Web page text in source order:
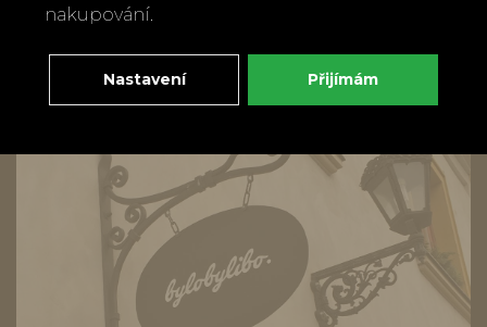
nakupování.
Nastavení Přijímám